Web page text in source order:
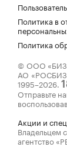
Политика в
Политика
© ООО
АО
1995–2026.
Отправьте
Акции и
Владельцем
агентство